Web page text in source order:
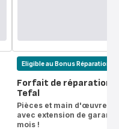
Eligible au Bonus Réparation : -
Forfait de réparation
Tefal
Pièces et main d'œuvre
avec extension de
mois !